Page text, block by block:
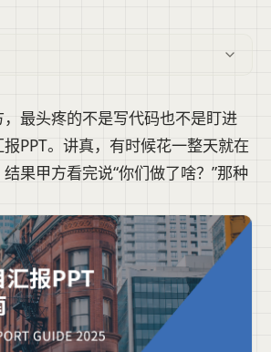
最头疼的不是写代码也不是盯进
PPT。讲真，有时候花一整天就在
果甲方看完说“你们做了啥？”那种